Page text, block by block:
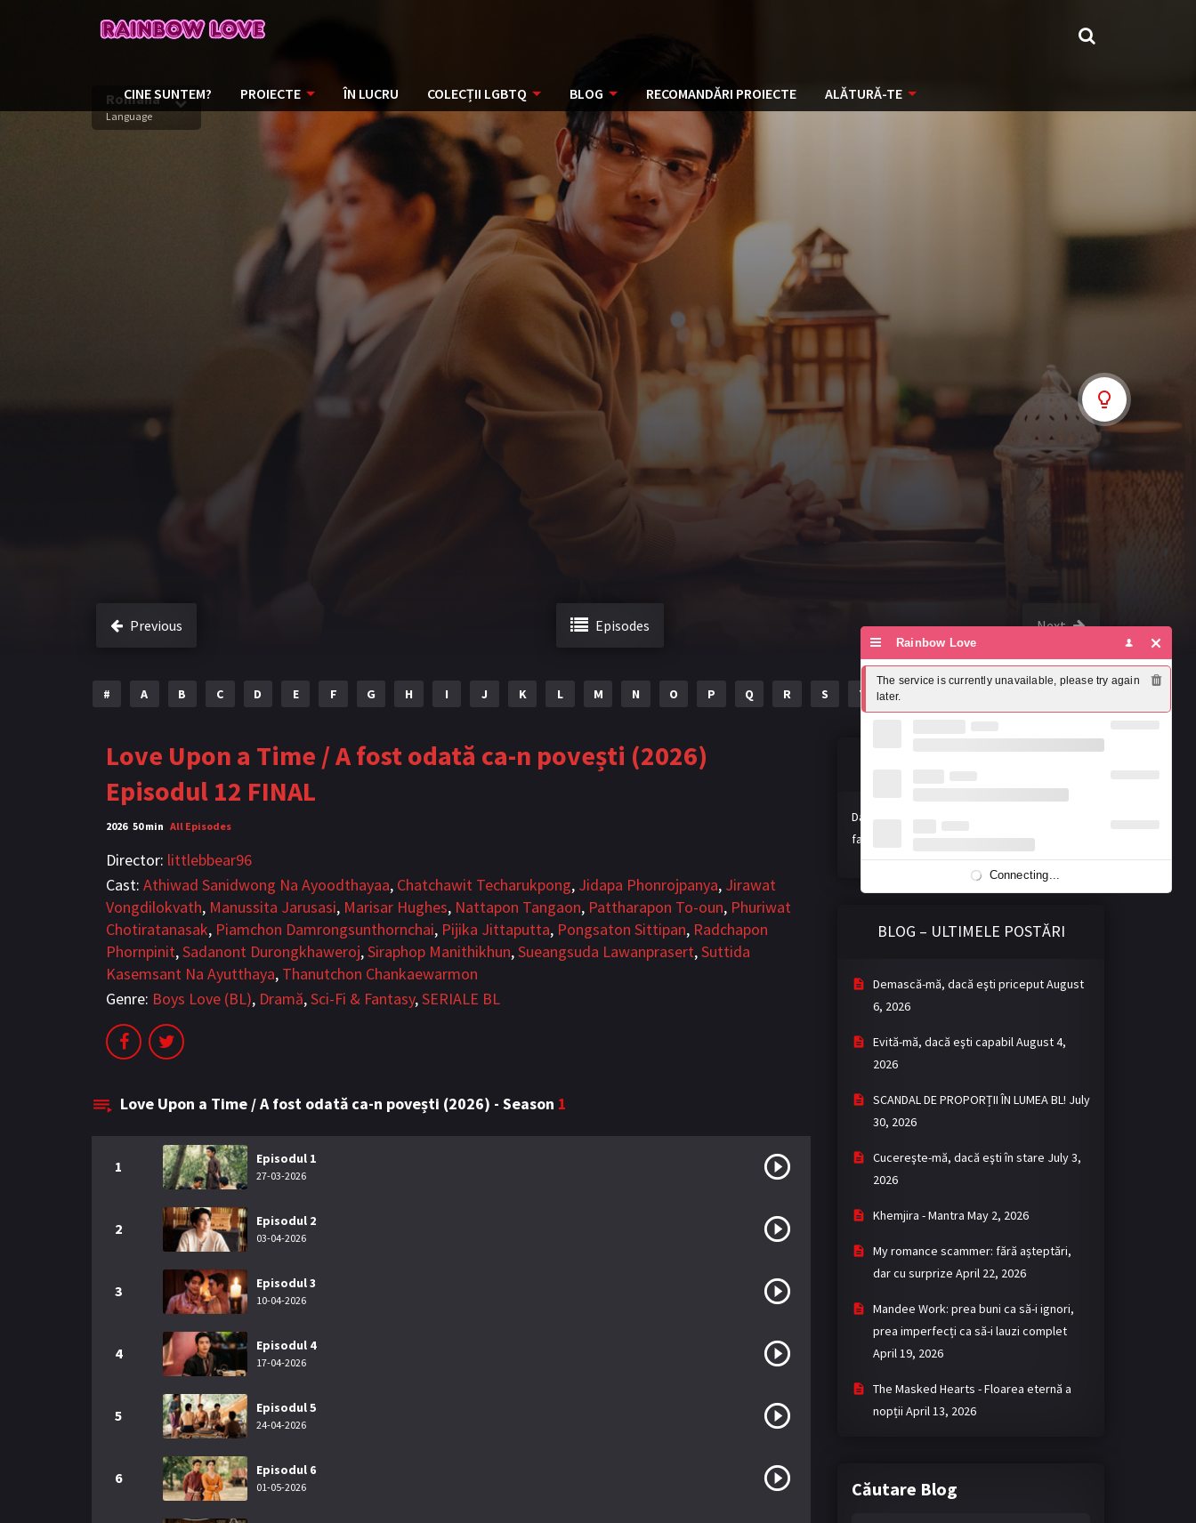
CINE SUNTEM? PROIECTE ÎN LUCRU COLECȚII LGBTQ BLOG RECOMANDĂRI PROIECTE ALĂTURĂ-TE
Romana
Language
Previous Episodes Next
# A B C D E F G H I J K L M N O P Q R S T U
Love Upon a Time / A fost odată ca-n povești (2026)
Episodul 12 FINAL
2026 50 min All Episodes
Director: littlebbear96
Cast: Athiwad Sanidwong Na Ayoodthayaa, Chatchawit Techarukpong, Jidapa Phonrojpanya, Jirawat
Vongdilokvath, Manussita Jarusasi, Marisar Hughes, Nattapon Tangaon, Pattharapon To-oun, Phuriwat
Chotiratanasak, Piamchon Damrongsunthornchai, Pijika Jittaputta, Pongsaton Sittipan, Radchapon
Phornpinit,Sadanont Durongkhaweroj,Siraphop Manithikhun,Sueangsuda Lawanprasert,Suttida
Kasemsant Na Ayutthaya, Thanutchon Chankaewarmon
Genre: Boys Love (BL), Dramă,Sci-Fi & Fantasy,SERIALE BL
Love Upon a Time / A fost odată ca-n povești (2026) - Season 1
1 Episodul 1
27-03-2026
2 Episodul 2
03-04-2026
3 Episodul 3
10-04-2026
4 Episodul 4
17-04-2026
5 Episodul 5
24-04-2026
6 Episodul 6
01-05-2026
Dacă vă place activitatea noastră, ne puteți
face o donație voluntară. Mulțumim!
BLOG – ULTIMELE POSTĂRI
Demască-mă, dacă eşti priceputAugust
6, 2026
Evită-mă, dacă eşti capabilAugust 4,
2026
SCANDAL DE PROPORȚII ÎN LUMEA BL! July
30, 2026
Cucereşte-mă, dacă eşti în stare July 3,
2026
Khemjira - Mantra May 2, 2026
My romance scammer: fără așteptări,
dar cu surprize April 22, 2026
Mandee Work: prea buni ca să-i ignori,
prea imperfecți ca să-i lauzi complet
April 19, 2026
The Masked Hearts - Floarea eternă a
nopții April 13, 2026
Căutare Blog
Rainbow Love
The service is currently unavailable, please try again
later.
Connecting...